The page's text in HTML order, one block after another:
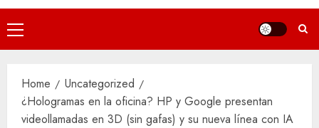
Primary
Menu
Home
Uncategorized
¿Hologramas en la oficina? HP y Google presentan
videollamadas en 3D (sin gafas) y su nueva línea con IA